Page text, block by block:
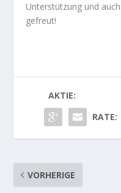
Unterstützung und
gefreut!
AKTIE:
RATE:
VORHERIGE